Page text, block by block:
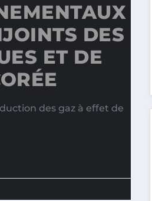
DES
ET DE
des gaz à effet de